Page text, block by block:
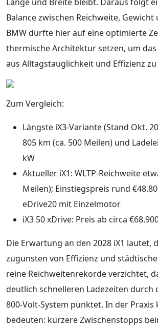
Balance zwischen Reichweite, Gewicht
BMW dürfte hier auf eine optimierte
thermische Architektur setzen, um
aus Alltagstauglichkeit und Effizienz
Zum Vergleich:
Längste iX3‑Variante (Stand Okt.
805 km (ca. 500 Meilen) und
kW
Aktueller iX1: WLTP‑Reichweite
Meilen); Einstiegspreis rund
eDrive20 mit Einzelmotor
iX3 50 xDrive: Preis ab circa
Die Erwartung an den 2028 iX1 lautet,
zugunsten von Effizienz und
reine Reichweitenrekorde verzichtet,
deutlich schnelleren Ladezeiten durch
800‑Volt‑System punktet. In der Praxis
bedeuten: kürzere Zwischenstopps